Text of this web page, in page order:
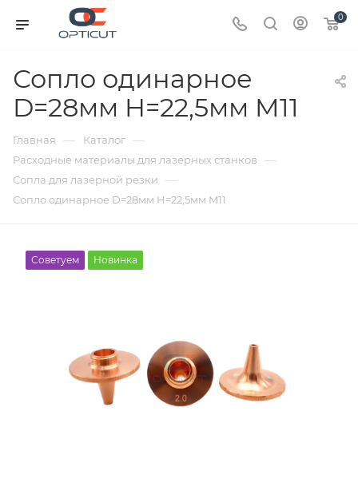
0
Сопло одинарное
D=28мм H=22,5мм M11
Главная — Каталог —
Расходные материалы для лазерных станков —
Сопла для лазерной резки —
Сопло одинарное D=28мм H=22,5мм M11
Советуем Новинка